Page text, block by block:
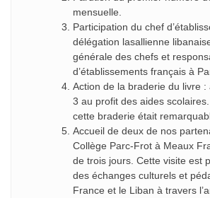
mensuelle.
Participation du chef
délégation lasallienne
générale des chefs et
d’établissements français à
Action de la braderie du livre :
3 au profit des aides
cette braderie était
Accueil de deux de nos
Collège Parc-Frot à Meaux
de trois jours. Cette visite est
des échanges culturels et
France et le Liban à travers